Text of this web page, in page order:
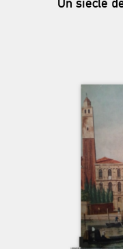
Un siècle